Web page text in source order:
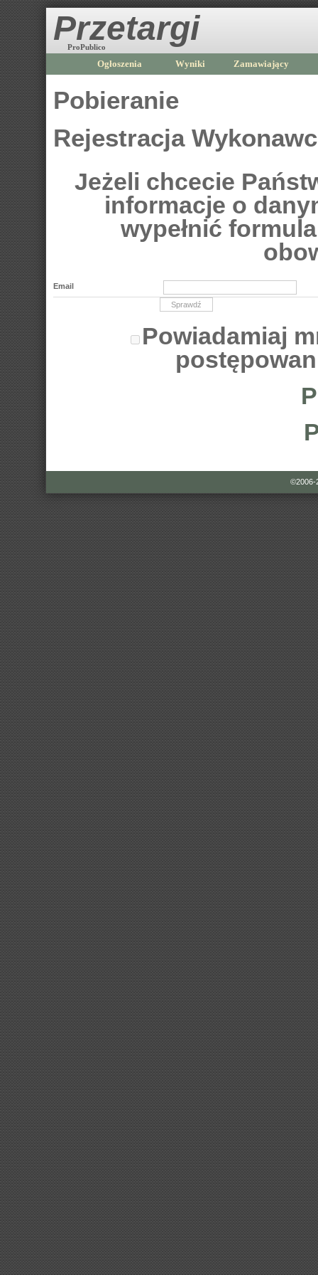
Przetargi
ProPublico
Ogłoszenia Wyniki Zamawiający
Pobieranie
Rejestracja
Jeżeli chcecie
informacje o
wypełnić
Email
Powiadamiaj
©2006-